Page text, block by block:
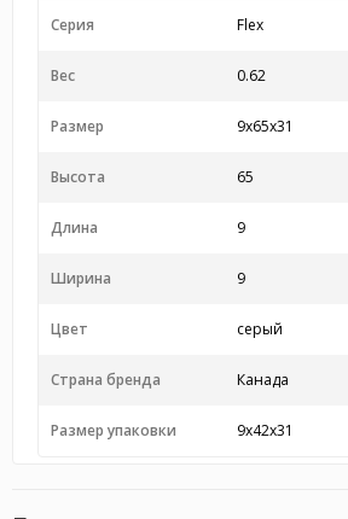
Серия Flex
Вес 0.62
Размер 9x65x31
Высота 65
Длина 9
Ширина 9
Цвет серый
Страна бренда Канада
Размер упаковки 9x42x31